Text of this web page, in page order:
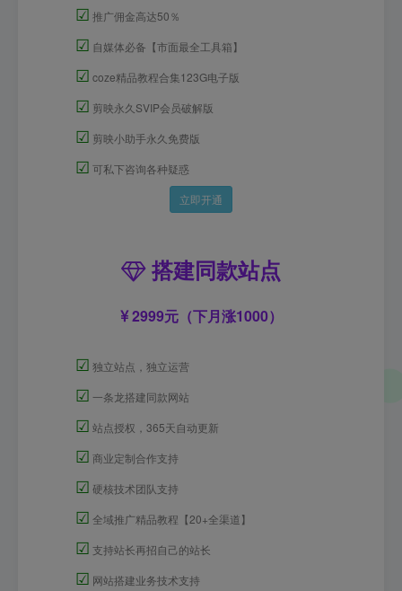
☑ 推广佣金高达50％
☑ 自媒体必备【市面最全工具箱】
☑ coze精品教程合集123G电子版
☑ 剪映永久SVIP会员破解版
☑ 剪映小助手永久免费版
☑ 可私下咨询各种疑惑
立即开通
搭建同款站点
2999元（下月涨1000）
☑ 独立站点，独立运营
☑ 一条龙搭建同款网站
☑ 站点授权，365天自动更新
☑ 商业定制合作支持
☑ 硬核技术团队支持
☑ 全域推广精品教程【20+全渠道】
☑ 支持站长再招自己的站长
☑ 网站搭建业务技术支持